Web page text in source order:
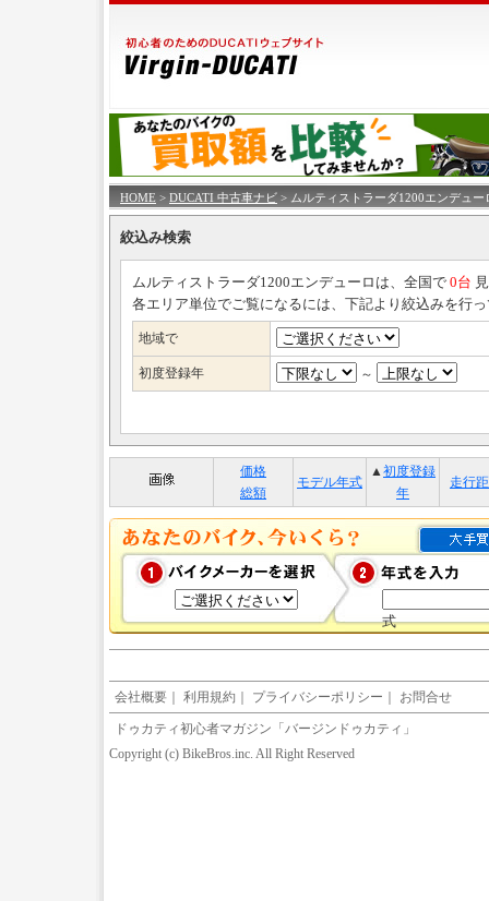
HOME > DUCATI 中古車ナビ > ムルティストラーダ1200エンデュー
絞込み検索
ムルティストラーダ1200エンデューロは、全国で 0台
各エリア単位でご覧になるには、下記より絞込みを行
地域で
初度登録年 ～
価格
総額
モデル年式
▲ 初度登録
年
走行
式
会社概要 ｜ 利用規約 ｜ プライバシーポリシー ｜ お問合せ
ドゥカティ初心者マガジン「バージンドゥカティ」
Copyright (c) BikeBros.inc. All Right Reserved